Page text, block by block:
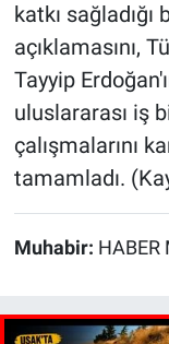
katkı
açıklamasını,
Tayyip
uluslararası iş
çalışmalarını
tamamladı.
Muhabir: HABER